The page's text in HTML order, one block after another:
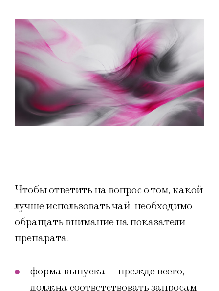
Чтобы ответить на вопрос о том, какой
лучше использовать чай, необходимо
обращать внимание на показатели
препарата.
форма выпуска — прежде всего,
должна соответствовать запросам